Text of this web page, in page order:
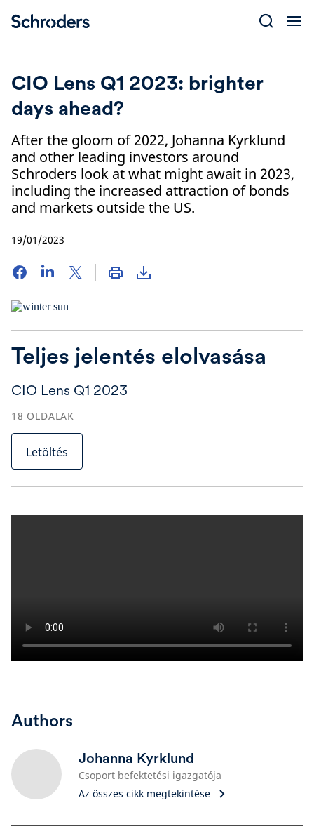
CIO Lens Q1 2023: brighter
days ahead?
After the gloom of 2022, Johanna Kyrklund
and other leading investors around
Schroders look at what might await in 2023,
including the increased attraction of bonds
and markets outside the US.
19/01/2023
Teljes jelentés elolvasása
CIO Lens Q1 2023
18 OLDALAK
Letöltés
Authors
Johanna Kyrklund
Csoport befektetési igazgatója
Az összes cikk megtekintése